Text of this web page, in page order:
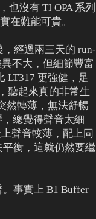
也沒有 TI OPA 系列
在難能可貴。
，經過兩三天的 run-
不大，但細節豐富
LT317 更強健，足
聽起來真的非常生
然轉薄，無法舒暢
總覺得聲音太細
聲音較薄，配上同
平衡，這就仍然要繼
。事實上 B1 Buffer